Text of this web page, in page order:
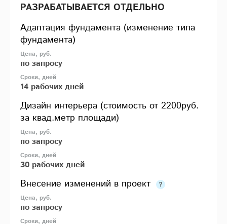
РАЗРАБАТЫВАЕТСЯ ОТДЕЛЬНО
Адаптация фундамента (изменение типа
фундамента)
по запросу
14 рабочих дней
Дизайн интерьера (стоимость от 2200руб.
за квад.метр площади)
по запросу
30 рабочих дней
Внесение изменений в проект
по запросу